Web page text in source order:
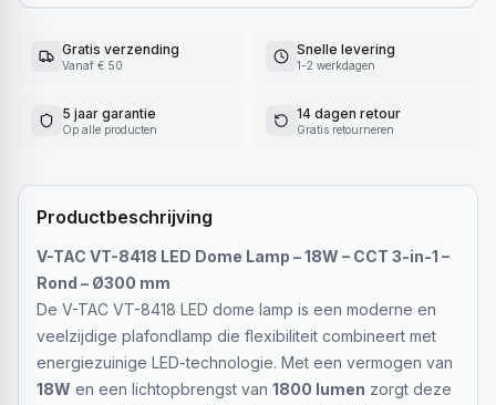
Gratis verzending
Vanaf € 50
Snelle levering
1-2 werkdagen
5 jaar garantie
Op alle producten
14 dagen retour
Gratis retourneren
Productbeschrijving
V-TAC VT-8418 LED Dome Lamp – 18W – CCT 3-in-1 –
Rond – Ø300 mm
De V-TAC VT-8418 LED dome lamp is een moderne en
veelzijdige plafondlamp die flexibiliteit combineert met
energiezuinige LED-technologie. Met een vermogen van
18W en een lichtopbrengst van 1800 lumen zorgt deze